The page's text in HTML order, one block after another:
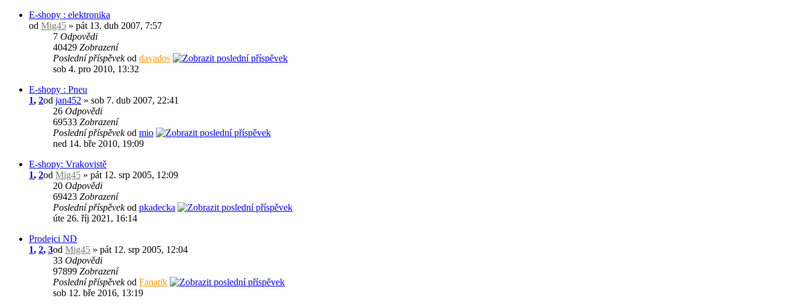
E-shopy : elektronika
od Mig45 » pát 13. dub 2007, 7:57
7 Odpovědi
40429 Zobrazení
Poslední příspěvekod davados
sob 4. pro 2010, 13:32
E-shopy : Pneu
1, 2od jan452 » sob 7. dub 2007, 22:41
26 Odpovědi
69533 Zobrazení
Poslední příspěvekod mio
ned 14. bře 2010, 19:09
E-shopy: Vrakovistě
1, 2od Mig45 » pát 12. srp 2005, 12:09
20 Odpovědi
69423 Zobrazení
Poslední příspěvekod pkadecka
úte 26. říj 2021, 16:14
Prodejci ND
1, 2, 3od Mig45 » pát 12. srp 2005, 12:04
33 Odpovědi
97899 Zobrazení
Poslední příspěvekod Fanatik
sob 12. bře 2016, 13:19